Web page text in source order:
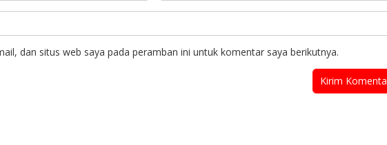
dan situs web saya pada peramban ini untuk komentar saya berikutnya.